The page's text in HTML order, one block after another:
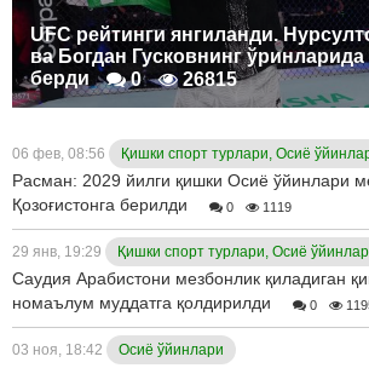
UFC рейтинги янгиланди.
ва Богдан Гусковнинг
берди
0 26815
06 фев, 08:56 Қишки спорт турлари, Осиё
Расман: 2029 йилги қишки Осиё ўйинлари
Қозоғистонга берилди
0 1119
29 янв, 19:29 Қишки спорт турлари, Осиё
Саудия Арабистони мезбонлик қиладиган
номаълум муддатга қолдирилди
0
03 ноя, 18:42 Осиё ўйинлари